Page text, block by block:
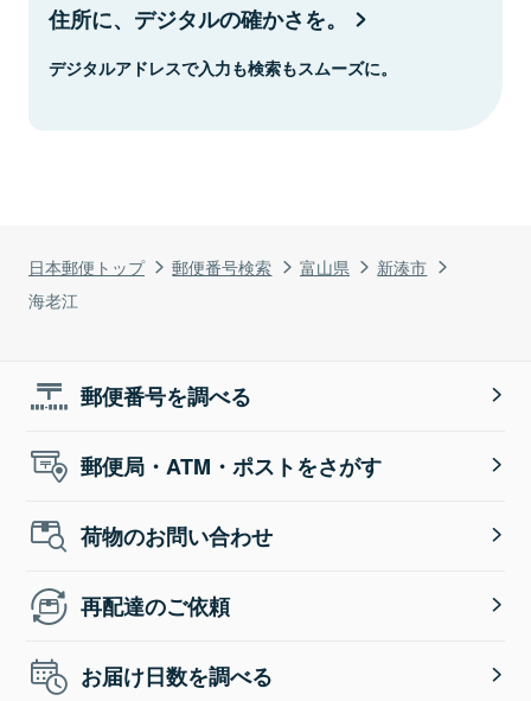
日本郵便トップ 郵便番号検索 富山県
新湊市
海老江
住所に、デジタルの確かさを。
デジタルアドレスで入力も検索もスムーズに。
郵便番号を調べる
郵便局・ATM・ポストをさがす
荷物のお問い合わせ
再配達のご依頼
お届け日数を調べる